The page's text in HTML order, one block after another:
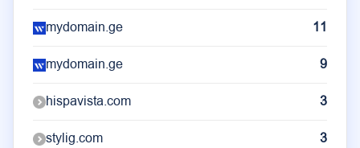
mydomain.ge 11
mydomain.ge 9
hispavista.com 3
stylig.com 3